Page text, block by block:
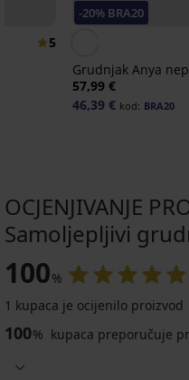
5
-20% BRA20
Grudnjak Anya
57,99 €
46,39 € kod: BRA20
Trokutasti
umetci
Grudnjak
samostojeći
Nevidljivi
grudnjak
Jastučići
Push-
Up
umetci
Stezač2PACK
OCJENJIVANJE
Samoljepljivi
100%
1 kupaca je ocijenilo proizvod
100% kupaca preporučuje